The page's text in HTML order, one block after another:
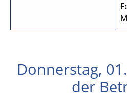
Donnerstag,
der